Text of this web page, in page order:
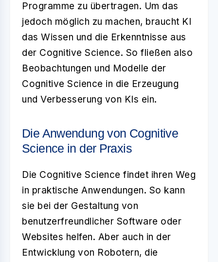
Programme zu übertragen. Um das
jedoch möglich zu machen, braucht KI
das Wissen und die Erkenntnisse aus
der Cognitive Science. So fließen also
Beobachtungen und Modelle der
Cognitive Science in die Erzeugung
und Verbesserung von KIs ein.
Die Anwendung von Cognitive
Science in der Praxis
Die Cognitive Science findet ihren Weg
in praktische Anwendungen. So kann
sie bei der Gestaltung von
benutzerfreundlicher Software oder
Websites helfen. Aber auch in der
Entwicklung von Robotern, die